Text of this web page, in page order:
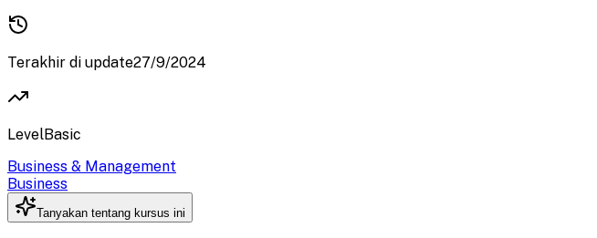
Terakhir di update27/9/2024
LevelBasic
Business & Management
Business
Tanyakan tentang kursus ini